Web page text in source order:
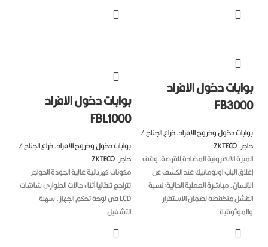
دخول الافراد
دخول وخروج الافراد,ذراع الجناح /
ZKTECO
الالكترونية المضادة للقرصة: وقف
الباب اوتوماتيك عند الكشف عن
مباشرة العملية الحالية: نسبة
منخفضة لضمان الاستقرار
بوابات دخول الافراد
FBL1000
بوابات دخول وخروج الافراد,ذراع الجناح /
حاجز
ZKTECO
مكونات كهربائية عالية الجودة الحواجز
تتراجع تلقائيا أثناء حالات الطوارئ شاشات
LCD في لوحة تحكم الجهاز. سهلة
التشغيل